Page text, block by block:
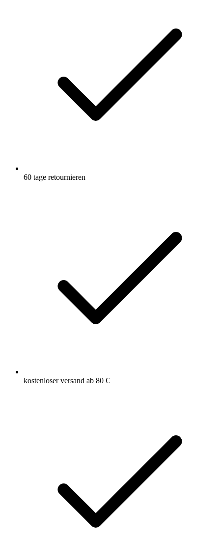
60 tage retournieren
kostenloser versand ab 80 €